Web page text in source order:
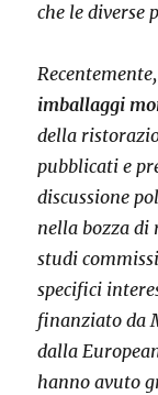
che le diverse
imballaggi
della
pubblicati e
discussione
nella bozza
studi
specifici
finanziato da
dalla
hanno avuto